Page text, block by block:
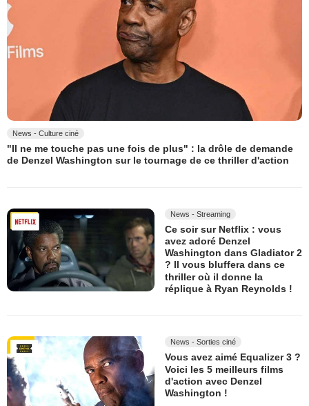
News - Culture ciné
"Il ne me touche pas une fois de plus" : la drôle de demande
de Denzel Washington sur le tournage de ce thriller d'action
News - Streaming
Ce soir sur Netflix : vous
avez adoré Denzel
Washington dans Gladiator 2
? Il vous bluffera dans ce
thriller où il donne la
réplique à Ryan Reynolds !
News - Sorties ciné
Vous avez aimé Equalizer 3 ?
Voici les 5 meilleurs films
d'action avec Denzel
Washington !